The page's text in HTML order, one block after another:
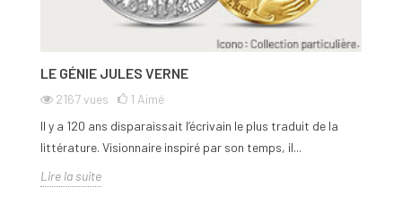
LE GÉNIE JULES VERNE
2167vues 1 Aimé
Il y a 120 ans disparaissait l’écrivain le plus traduit de la
littérature. Visionnaire inspiré par son temps, il...
Lire la suite